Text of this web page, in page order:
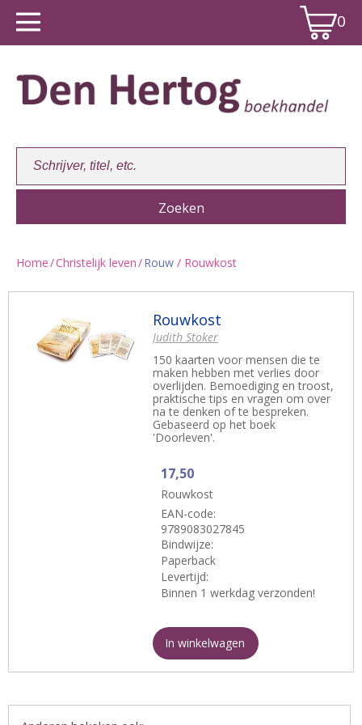
0
Home/Christelijk leven/Rouw / Rouwkost
Rouwkost
Judith Stoker
150 kaarten voor mensen die te
maken hebben met verlies door
overlijden. Bemoediging en troost,
praktische tips en vragen om over
na te denken of te bespreken.
Gebaseerd op het boek
'Doorleven'.
17,50
Rouwkost
EAN-code:
9789083027845
Bindwijze:
Paperback
Levertijd:
Binnen 1 werkdag verzonden!
In winkelwagen